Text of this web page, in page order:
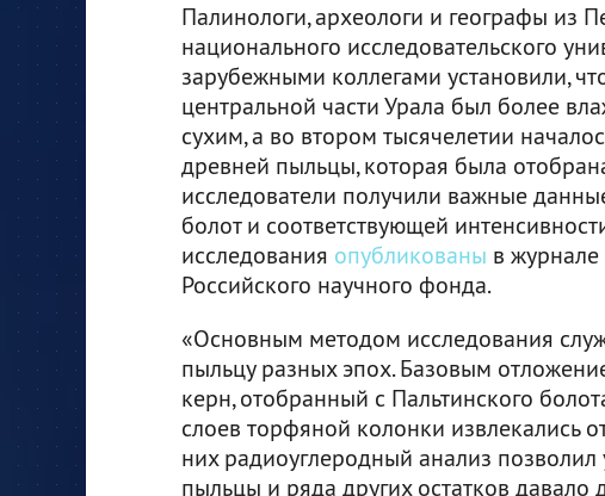
Палинологи, археологи и географы из
национального исследовательского
зарубежными коллегами установили,
центральной части Урала был более
сухим, а во втором тысячелетии
древней пыльцы, которая была
исследователи получили важные
болот и соответствующей
исследования опубликованы в
Российского научного фонда.
«Основным методом исследования
пыльцу разных эпох. Базовым
керн, отобранный с Пальтинского
слоев торфяной колонки извлекались
них радиоуглеродный анализ позволил
пыльцы и ряда других остатков давало